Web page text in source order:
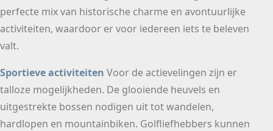
perfecte mix van historische charme en avontuurlijke
activiteiten, waardoor er voor iedereen iets te beleven
valt.
Sportieve activiteiten Voor de actievelingen zijn er
talloze mogelijkheden. De glooiende heuvels en
uitgestrekte bossen nodigen uit tot wandelen,
hardlopen en mountainbiken. Golfliefhebbers kunnen